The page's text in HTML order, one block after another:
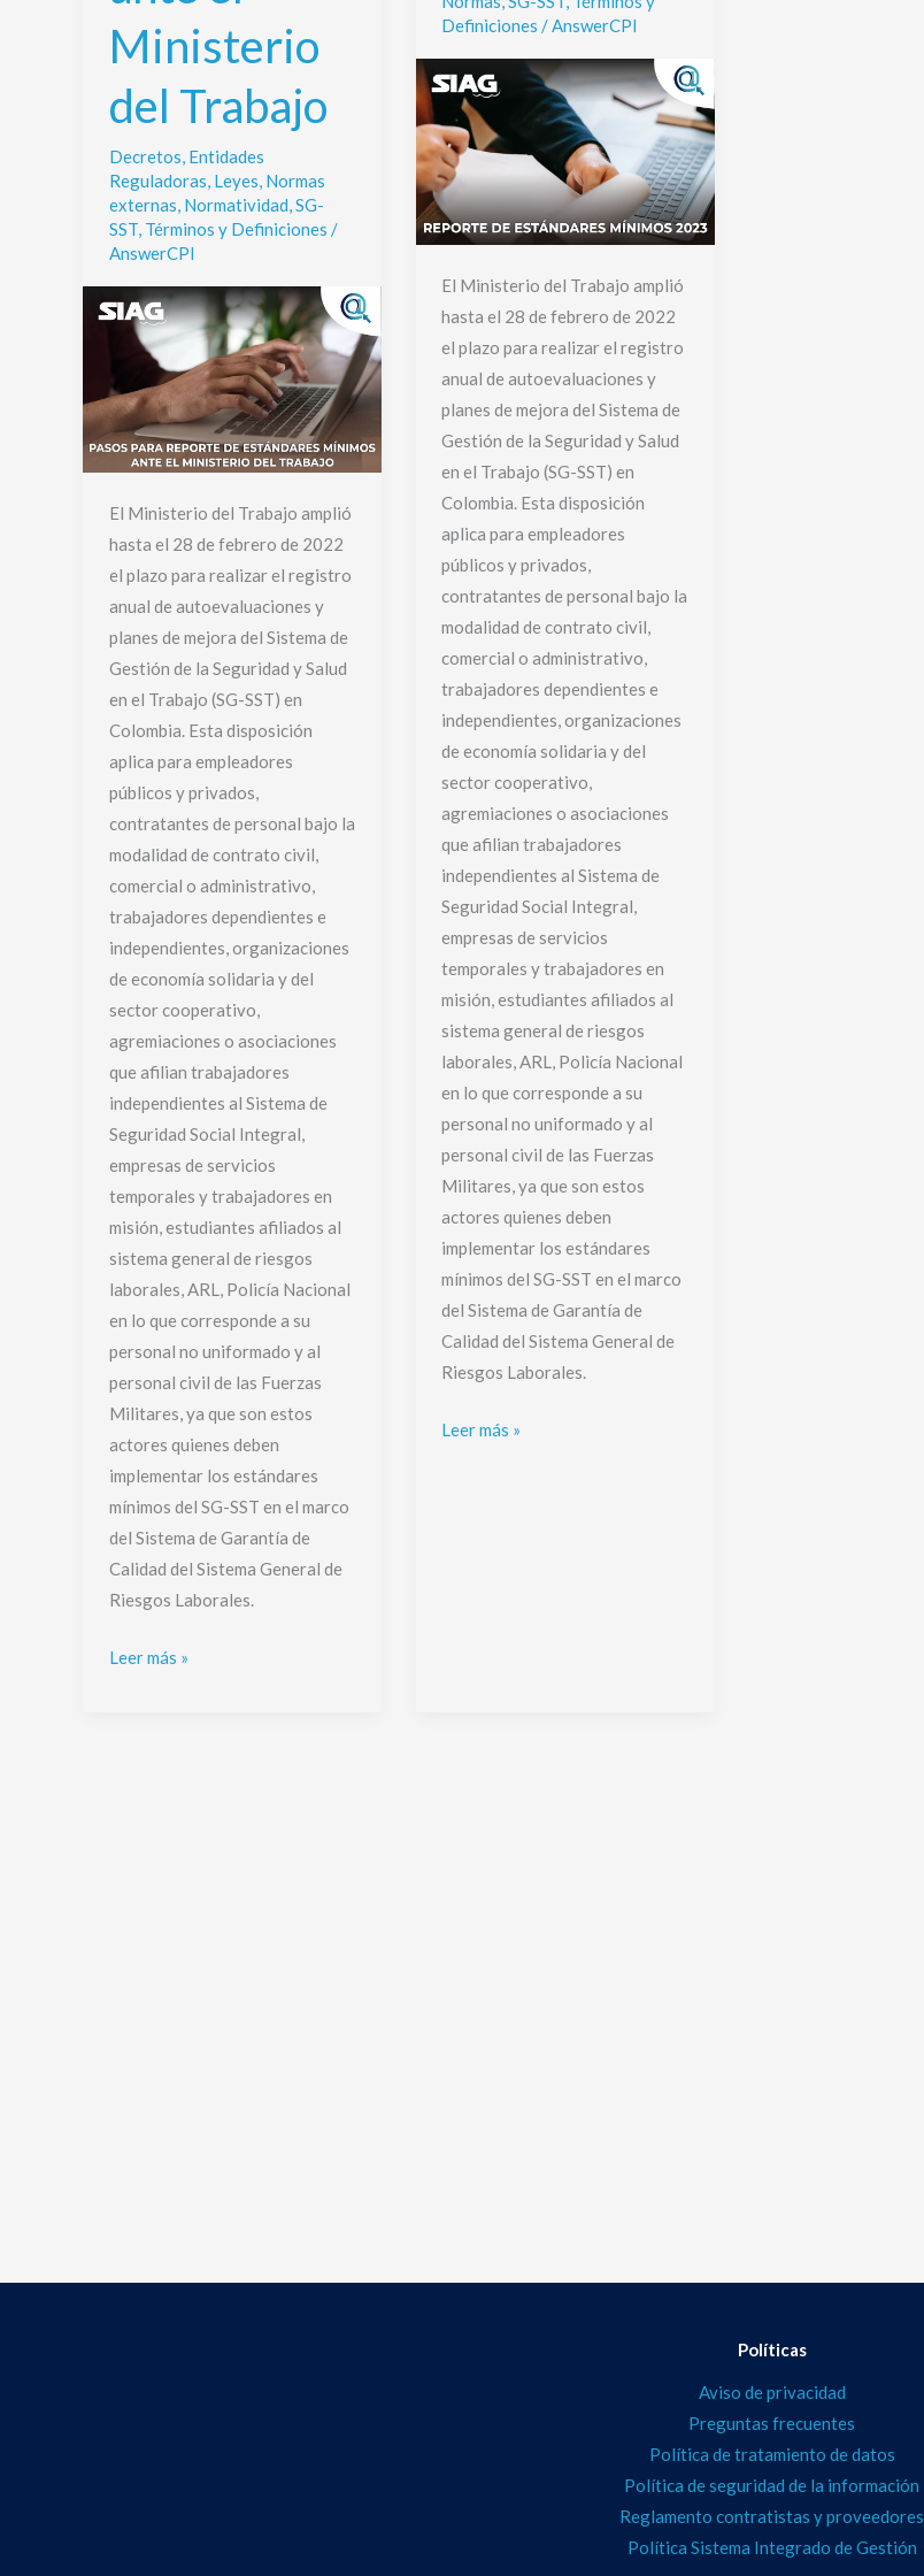
Ministerio
del Trabajo
Decretos Entidades
Reguladoras Leyes Normas
externas Normatividad SG-
SST, Términos y Definiciones /
AnswerCPI
El Ministerio del Trabajo amplió
hasta el 28 de febrero de 2022
el plazo para realizar el registro
anual de autoevaluaciones y
planes de mejora del Sistema de
Gestión de la Seguridad y Salud
en el Trabajo (SG-SST) en
Colombia. Esta disposición
aplica para empleadores
públicos y privados,
contratantes de personal bajo la
modalidad de contrato civil,
comercial o administrativo,
trabajadores dependientes e
independientes, organizaciones
de economía solidaria y del
sector cooperativo,
agremiaciones o asociaciones
que afilian trabajadores
independientes al Sistema de
Seguridad Social Integral,
empresas de servicios
temporales y trabajadores en
misión, estudiantes afiliados al
sistema general de riesgos
laborales, ARL, Policía Nacional
en lo que corresponde a su
personal no uniformado y al
personal civil de las Fuerzas
Militares, ya que son estos
actores quienes deben
implementar los estándares
mínimos del SG-SST en el marco
del Sistema de Garantía de
Calidad del Sistema General de
Riesgos Laborales.
del
Trabajo
Leer más »
Definiciones / AnswerCPI
El Ministerio del Trabajo amplió
hasta el 28 de febrero de 2022
el plazo para realizar el registro
anual de autoevaluaciones y
planes de mejora del Sistema de
Gestión de la Seguridad y Salud
en el Trabajo (SG-SST) en
Colombia. Esta disposición
aplica para empleadores
públicos y privados,
contratantes de personal bajo la
modalidad de contrato civil,
comercial o administrativo,
trabajadores dependientes e
independientes, organizaciones
de economía solidaria y del
sector cooperativo,
agremiaciones o asociaciones
que afilian trabajadores
independientes al Sistema de
Seguridad Social Integral,
empresas de servicios
temporales y trabajadores en
misión, estudiantes afiliados al
sistema general de riesgos
laborales, ARL, Policía Nacional
en lo que corresponde a su
personal no uniformado y al
personal civil de las Fuerzas
Militares, ya que son estos
actores quienes deben
implementar los estándares
mínimos del SG-SST en el marco
del Sistema de Garantía de
Calidad del Sistema General de
Riesgos Laborales.
Leer más »
Políticas
Aviso de privacidad
Preguntas frecuentes
Política de tratamiento de datos
Política de seguridad de la información
Reglamento contratistas y proveedores
Política Sistema Integrado de Gestión